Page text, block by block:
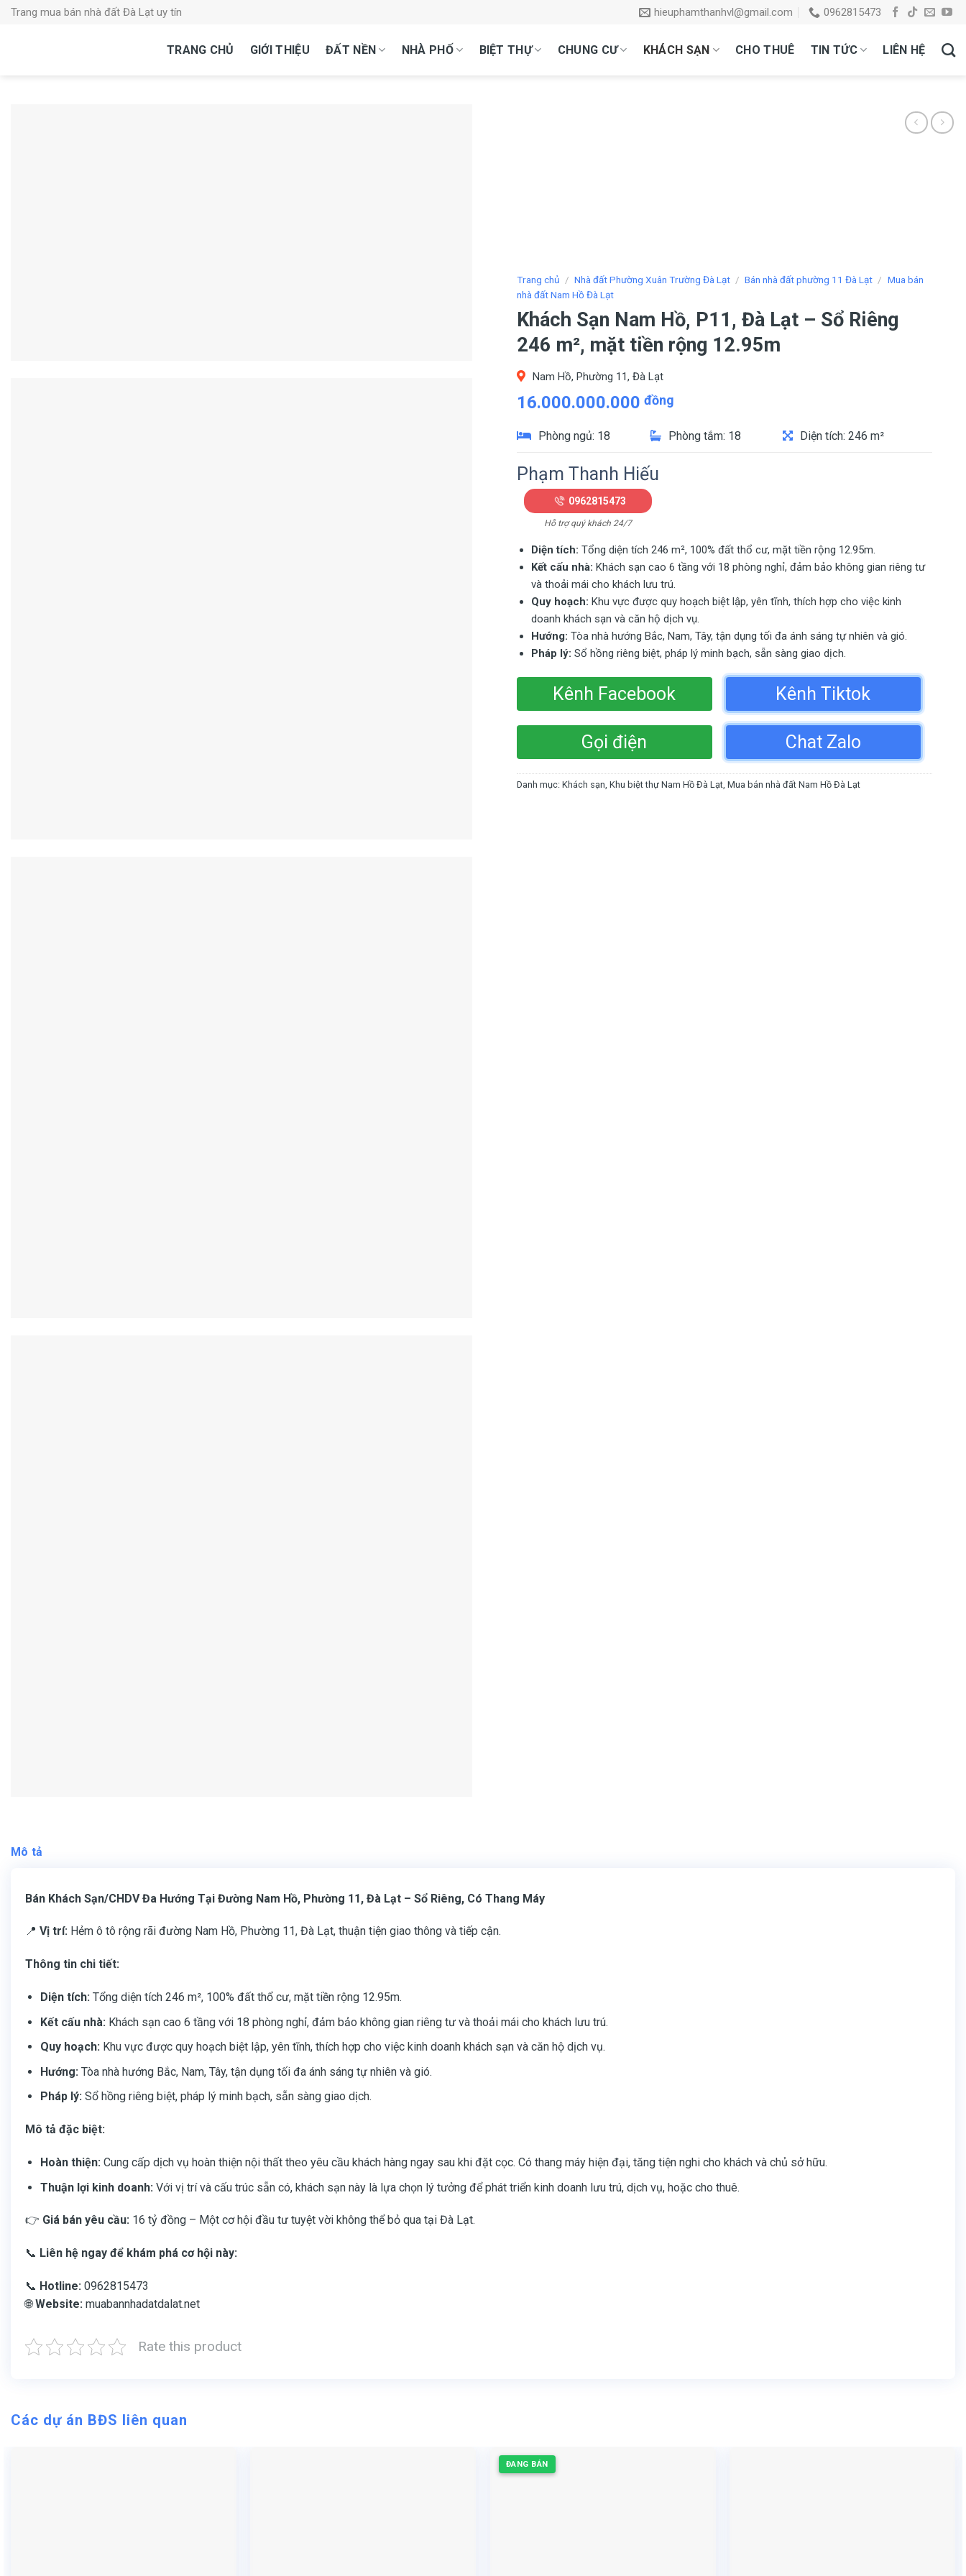
SkipTrang mua bán nhà đất Đà Lạt uy tín hieuphamthanhvl@gmail.com 0962815473
TRANG CHỦ GIỚI THIỆU ĐẤT NỀN NHÀ PHỐ BIỆT THỰ CHUNG CƯ KHÁCH SẠN CHO THUÊ TIN TỨC LIÊN HỆ
Trang chủ / Nhà đất Phường Xuân Trường Đà Lạt / Bán nhà đất phường 11 Đà Lạt / Mua bán
nhà đất Nam Hồ Đà Lạt
Khách Sạn Nam Hồ, P11, Đà Lạt – Sổ Riêng
246 m², mặt tiền rộng 12.95m
Nam Hồ, Phường 11, Đà Lạt
16.000.000.000 đồng
Phòng ngủ: 18 Phòng tắm: 18 Diện tích: 246 m²
Phạm Thanh Hiếu
0962815473
Hỗ trợ quý khách 24/7
Diện tích: Tổng diện tích 246 m², 100% đất thổ cư, mặt tiền rộng 12.95m.
Kết cấu nhà: Khách sạn cao 6 tầng với 18 phòng nghỉ, đảm bảo không gian riêng tư
và thoải mái cho khách lưu trú.
Quy hoạch: Khu vực được quy hoạch biệt lập, yên tĩnh, thích hợp cho việc kinh
doanh khách sạn và căn hộ dịch vụ.
Hướng: Tòa nhà hướng Bắc, Nam, Tây, tận dụng tối đa ánh sáng tự nhiên và gió.
Pháp lý: Sổ hồng riêng biệt, pháp lý minh bạch, sẵn sàng giao dịch.
Kênh Facebook Kênh Tiktok
Gọi điện Chat Zalo
Danh mục:Khách sạn,Khu biệt thự Nam Hồ Đà Lạt,Mua bán nhà đất Nam Hồ Đà Lạt
Mô tả
Bán Khách Sạn/CHDV Đa Hướng Tại Đường Nam Hồ, Phường 11, Đà Lạt – Sổ Riêng, Có Thang Máy
📍 Vị trí: Hẻm ô tô rộng rãi đường Nam Hồ, Phường 11, Đà Lạt, thuận tiện giao thông và tiếp cận.
Thông tin chi tiết:
Diện tích: Tổng diện tích 246 m², 100% đất thổ cư, mặt tiền rộng 12.95m.
Kết cấu nhà: Khách sạn cao 6 tầng với 18 phòng nghỉ, đảm bảo không gian riêng tư và thoải mái cho khách lưu trú.
Quy hoạch: Khu vực được quy hoạch biệt lập, yên tĩnh, thích hợp cho việc kinh doanh khách sạn và căn hộ dịch vụ.
Hướng: Tòa nhà hướng Bắc, Nam, Tây, tận dụng tối đa ánh sáng tự nhiên và gió.
Pháp lý: Sổ hồng riêng biệt, pháp lý minh bạch, sẵn sàng giao dịch.
Mô tả đặc biệt:
Hoàn thiện: Cung cấp dịch vụ hoàn thiện nội thất theo yêu cầu khách hàng ngay sau khi đặt cọc. Có thang máy hiện đại, tăng tiện nghi cho khách và chủ sở hữu.
Thuận lợi kinh doanh: Với vị trí và cấu trúc sẵn có, khách sạn này là lựa chọn lý tưởng để phát triển kinh doanh lưu trú, dịch vụ, hoặc cho thuê.
👉 Giá bán yêu cầu: 16 tỷ đồng – Một cơ hội đầu tư tuyệt vời không thể bỏ qua tại Đà Lạt.
📞 Liên hệ ngay để khám phá cơ hội này:
📞 Hotline: 0962815473
🌐Website: muabannhadatdalat.net
Rate this product
Các dự án BĐS liên quan
ĐANG BÁN